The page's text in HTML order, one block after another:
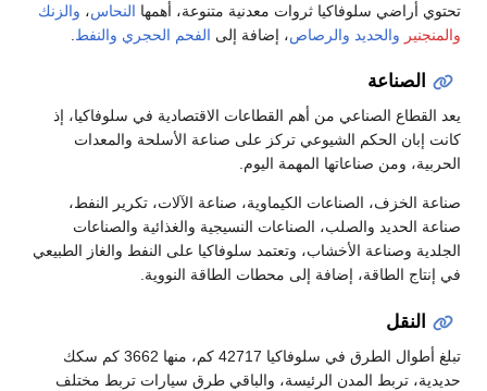
تحتوي أراضي سلوفاكيا ثروات معدنية متنوعة، أهمها النحاس، والزنك
والمنجنير والحديد والرصاص، إضافة إلى الفحم الحجري والنفط
الصناعة
يعد القطاع الصناعي من أهم القطاعات الاقتصادية في سلوفاكيا، إذ
كانت إبان الحكم الشيوعي تركز على صناعة الأسلحة والمعدات
الحربية، ومن صناعاتها المهمة اليوم.
صناعة الخزف، الصناعات الكيماوية، صناعة الآلات، تكرير النفط،
صناعة الحديد والصلب، الصناعات النسيجية والغذائية والصناعات
الجلدية وصناعة الأخشاب، وتعتمد سلوفاكيا على النفط والغاز الطبيعي
في إنتاج الطاقة، إضافة إلى محطات الطاقة النووية.
النقل
تبلغ أطوال الطرق في سلوفاكيا 42717 كم، منها 3662 كم سكك
حديدية، تربط المدن الرئيسة، والباقي طرق سيارات تربط مختلف